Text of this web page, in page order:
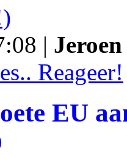
|
Reageer!
EU